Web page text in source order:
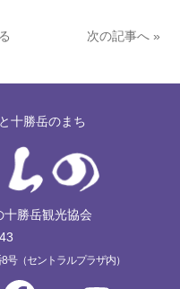
次の記事へ »
十勝岳のまち
勝岳観光協会
（セントラルプラザ内）